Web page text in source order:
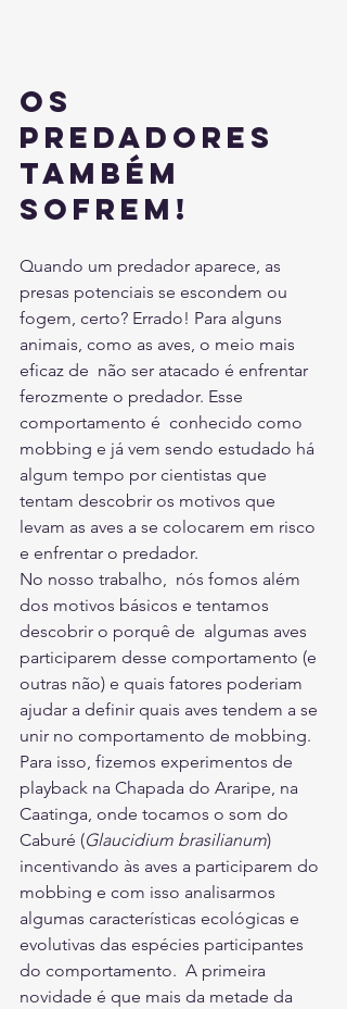
Os
predadores
também
sofrem!
Quando um predador aparece, as
presas potenciais se escondem ou
fogem, certo? Errado! Para alguns
animais, como as aves, o meio mais
eficaz de  não ser atacado é enfrentar
ferozmente o predador. Esse
comportamento é  conhecido como
mobbing e já vem sendo estudado há
algum tempo por cientistas que
tentam descobrir os motivos que
levam as aves a se colocarem em risco
e enfrentar o predador.
No nosso trabalho,  nós fomos além
dos motivos básicos e tentamos
descobrir o porquê de  algumas aves
participarem desse comportamento (e
outras não) e quais fatores poderiam
ajudar a definir quais aves tendem a se
unir no comportamento de mobbing.
Para isso, fizemos experimentos de
playback na Chapada do Araripe, na
Caatinga, onde tocamos o som do
Caburé (Glaucidium brasilianum)
incentivando às aves a participarem do
mobbing e com isso analisarmos
algumas características ecológicas e
evolutivas das espécies participantes
do comportamento.  A primeira
novidade é que mais da metade da